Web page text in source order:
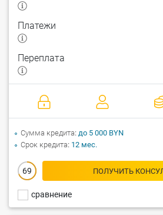
сравнение
Платежи
Переплата
69 ПОЛУЧИТЬ
Сумма кредита до 5 000 BYN
Срок кредита 12 мес.